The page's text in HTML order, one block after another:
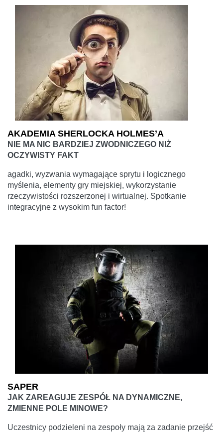
AKADEMIA SHERLOCKA HOLMES’A
NIE MA NIC BARDZIEJ ZWODNICZEGO NIŻ
OCZYWISTY FAKT
agadki, wyzwania wymagające sprytu i logicznego
myślenia, elementy gry miejskiej, wykorzystanie
rzeczywistości rozszerzonej i wirtualnej. Spotkanie
integracyjne z wysokim fun factor!
SAPER
JAK ZAREAGUJE ZESPÓŁ NA DYNAMICZNE,
ZMIENNE POLE MINOWE?
Uczestnicy podzieleni na zespoły mają za zadanie przejść